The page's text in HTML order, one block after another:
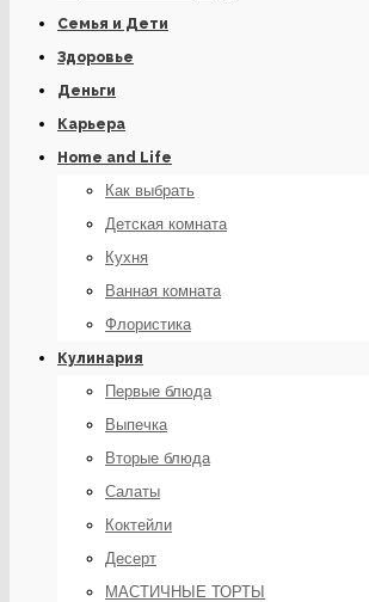
Семья и Дети
Здоровье
Деньги
Карьера
Home and Life
Как выбрать
Детская комната
Кухня
Ванная комната
Флористика
Кулинария
Первые блюда
Выпечка
Вторые блюда
Салаты
Коктейли
Десерт
МАСТИЧНЫЕ ТОРТЫ